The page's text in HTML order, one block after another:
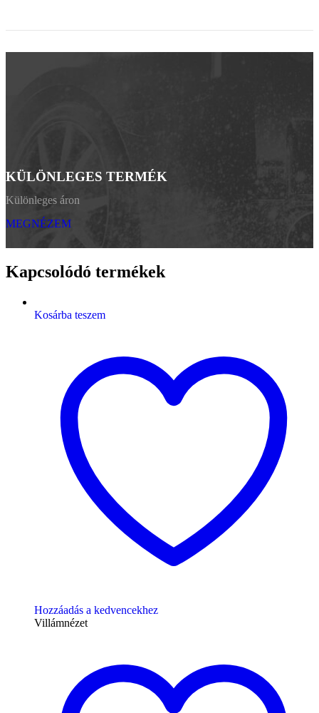
KÜLÖNLEGES TERMÉK
Különleges áron
MEGNÉZEM
Kapcsolódó termékek
Kosárba teszem
Hozzáadás a kedvencekhez
Villámnézet